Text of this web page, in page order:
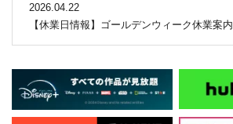
2026.04.22
【休業日情報】ゴールデンウィーク休業案内